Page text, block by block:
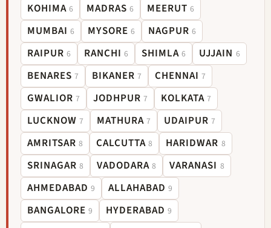
KOHIMA 6 MADRAS 6 MEERUT 6
MUMBAI 6 MYSORE 6 NAGPUR 6
RAIPUR 6 RANCHI 6 SHIMLA 6 UJJAIN 6
BENARES 7 BIKANER 7 CHENNAI 7
GWALIOR 7 JODHPUR 7 KOLKATA 7
LUCKNOW 7 MATHURA 7 UDAIPUR 7
AMRITSAR 8 CALCUTTA 8 HARIDWAR 8
SRINAGAR 8 VADODARA 8 VARANASI 8
AHMEDABAD 9 ALLAHABAD 9
BANGALORE 9 HYDERABAD 9